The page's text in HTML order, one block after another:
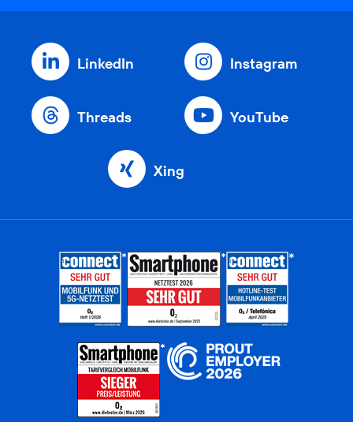
LinkedIn Instagram
Threads YouTube
Xing